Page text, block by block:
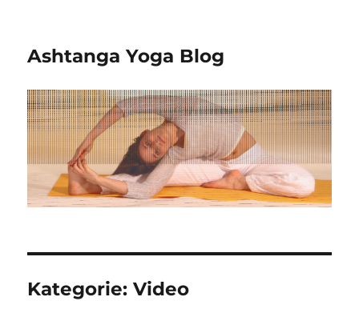
Ashtanga Yoga Blog
Kategorie:Video